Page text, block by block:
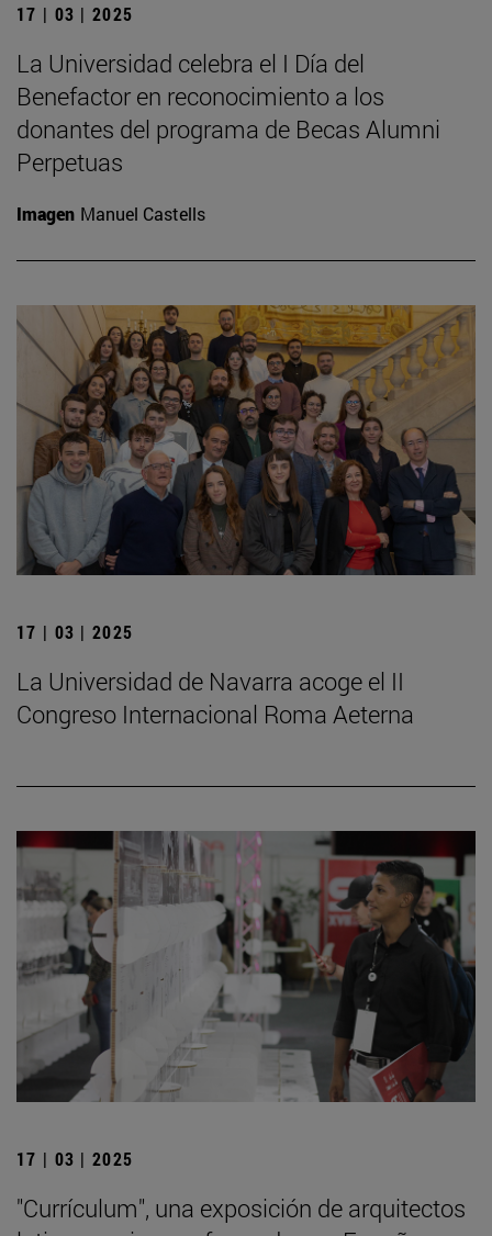
17 | 03 | 2025
La Universidad celebra el I Día del
Benefactor en reconocimiento a los
donantes del programa de Becas Alumni
Perpetuas
Imagen Manuel Castells
17 | 03 | 2025
La Universidad de Navarra acoge el II
Congreso Internacional Roma Aeterna
17 | 03 | 2025
"Currículum", una exposición de arquitectos